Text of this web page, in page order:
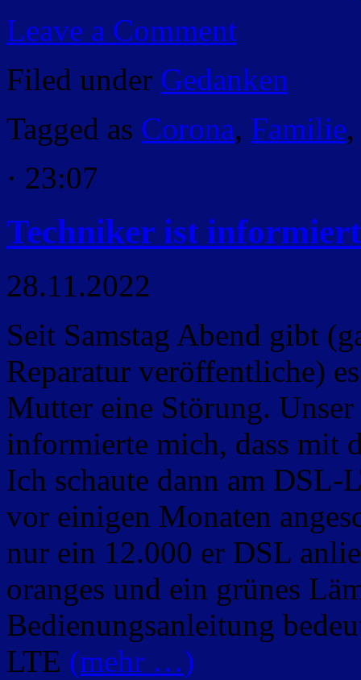
Leave a Comment
Filed under Gedanken
Tagged as Corona, Familie
· 23:07
Techniker ist
28.11.2022
Seit Samstag Abend gibt
Reparatur veröffentliche)
Mutter eine Störung.
informierte mich, dass mit
Ich schaute dann am
vor einigen Monaten
nur ein 12.000 er DSL
oranges und ein grünes
Bedienungsanleitung
LTE (mehr …)